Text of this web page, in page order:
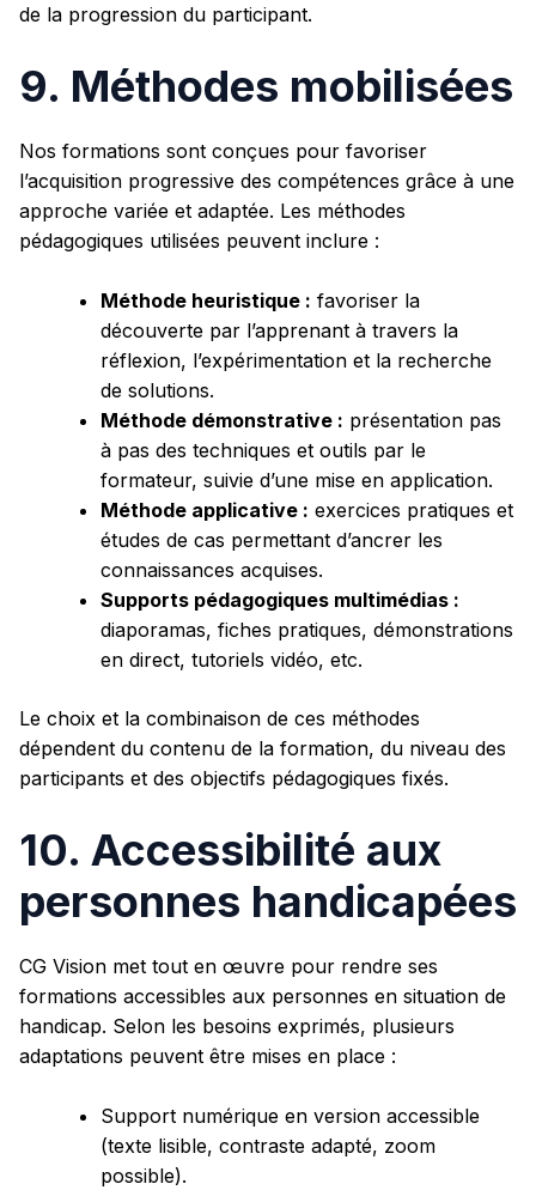
de la progression du participant.
9. Méthodes mobilisées
Nos formations sont conçues pour favoriser
l’acquisition progressive des compétences grâce à une
approche variée et adaptée. Les méthodes
pédagogiques utilisées peuvent inclure :
Méthode heuristique : favoriser la
découverte par l’apprenant à travers la
réflexion, l’expérimentation et la recherche
de solutions.
Méthode démonstrative : présentation pas
à pas des techniques et outils par le
formateur, suivie d’une mise en application.
Méthode applicative : exercices pratiques et
études de cas permettant d’ancrer les
connaissances acquises.
Supports pédagogiques multimédias :
diaporamas, fiches pratiques, démonstrations
en direct, tutoriels vidéo, etc.
Le choix et la combinaison de ces méthodes
dépendent du contenu de la formation, du niveau des
participants et des objectifs pédagogiques fixés.
10. Accessibilité aux
personnes handicapées
CG Vision met tout en œuvre pour rendre ses
formations accessibles aux personnes en situation de
handicap. Selon les besoins exprimés, plusieurs
adaptations peuvent être mises en place :
Support numérique en version accessible
(texte lisible, contraste adapté, zoom
possible).